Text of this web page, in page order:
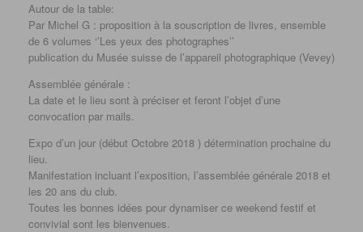
Autour de la table:
Par Michel G : proposition à la souscription de livres, ensemble
de 6 volumes ‘’Les yeux des photographes’’
publication du Musée suisse de l’appareil photographique (Vevey)
Assemblée générale :
La date et le lieu sont à préciser et feront l’objet d’une
convocation par mails.
Expo d’un jour (début Octobre 2018 ) détermination prochaine du
lieu.
Manifestation incluant l’exposition, l’assemblée générale 2018 et
les 20 ans du club.
Toutes les bonnes idées pour dynamiser ce weekend festif et
convivial sont les bienvenues.